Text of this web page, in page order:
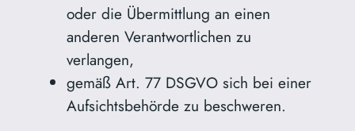
oder die Übermittlung an einen
anderen Verantwortlichen zu
verlangen,
gemäß Art. 77 DSGVO sich bei einer
Aufsichtsbehörde zu beschweren.